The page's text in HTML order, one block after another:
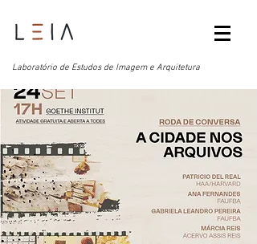
Laboratório de Estudos de Imagem e Arquitetura